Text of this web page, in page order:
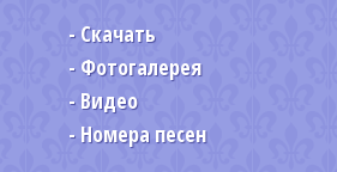
Скачать
Фотогалерея
Видео
Номера песен